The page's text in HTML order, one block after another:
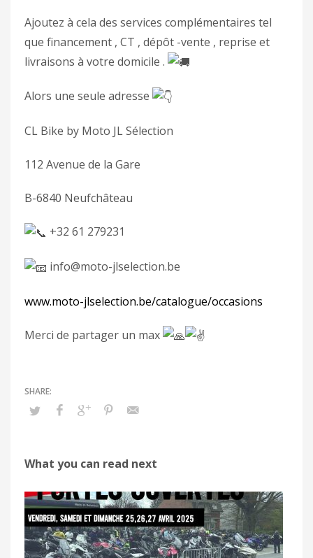
Ajoutez à cela des services complémentaires tel
que financement , CT , dépôt -vente , reprise et
livraisons à votre domicile .
Alors une seule adresse
CL Bike by Moto JL Sélection
112 Avenue de la Gare
B-6840 Neufchâteau
+32 61 279231
info@moto-jlselection.be
www.moto-jlselection.be/catalogue/occasions
Merci de partager un max
What you can read next